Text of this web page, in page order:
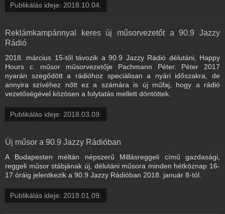
Publikálás ideje: 2018.10.04.
Reklámkampánnyal keres új műsorvezetőt a 90.9 Jazzy
Rádió
2018. március 15-től távozik a 90.9 Jazzy Rádió délutáni, Happy
Hours c. műsor műsorvezetője Pachmann Péter. Péter 2017
nyarán szegődött a rádióhoz speciálisan a nyári időszakra, de
annyira szívéhez nőtt ez a számára is új műfaj, hogy a rádió
vezetőségével közösen a folytatás mellett döntöttek.
Publikálás ideje: 2018.03.09.
Új műsor a 90.9 Jazzy Rádióban
A Budapesten méltán népszerű Millásreggeli című gazdasági,
reggeli műsor stábjának új, délutáni műsora minden hétköznap 16-
17 óráig jelentkezik a 90.9 Jazzy Rádióban 2018. január 8-tól.
Publikálás ideje: 2018.01.09.